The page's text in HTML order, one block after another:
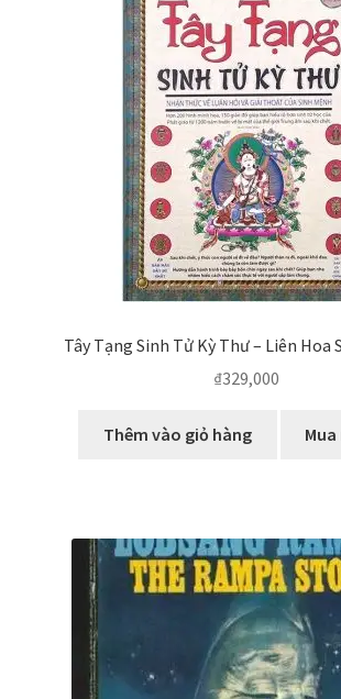
Tây Tạng Sinh Tử Kỳ Thư – Liên Hoa
₫329,000
Thêm vào giỏ hàng